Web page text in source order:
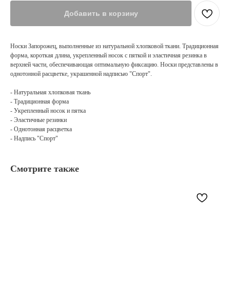
Добавить в корзину
Носки Запорожец, выполненные из натуральной хлопковой ткани. Традиционная
форма, короткая длина, укрепленный носок с пяткой и эластичная резинка в
верхней части, обеспечивающая оптимальную фиксацию. Носки представлены в
однотонной расцветке, украшенной надписью "Спорт".
- Натуральная хлопковая ткань
- Традиционная форма
- Укрепленный носок и пятка
- Эластичные резинки
- Однотонная расцветка
- Надпись "Спорт"
Смотрите также